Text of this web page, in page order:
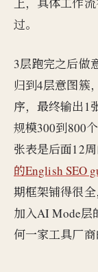
上，具体工作
过。
3层跑完之后做
归到4层意图簇
序，最终输出1
规模300到800
张表是后面12
的English SEO
期框架铺得很
加入AI Mode层
何一家工具厂商